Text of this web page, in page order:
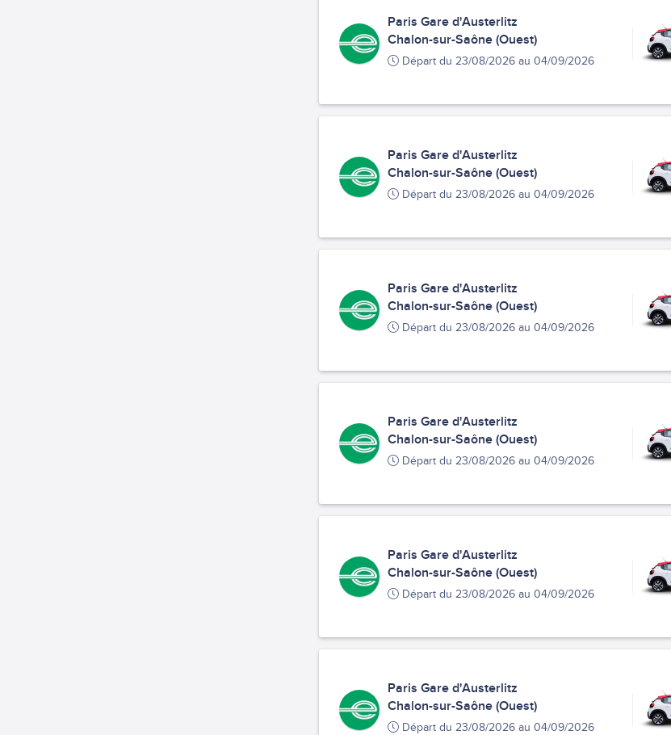
Paris Gare d'Austerlitz
Chalon-sur-Saône (Ouest)
Départ du 23/08/2026 au 04/09/2026
Paris Gare d'Austerlitz
Chalon-sur-Saône (Ouest)
Départ du 23/08/2026 au 04/09/2026
Paris Gare d'Austerlitz
Chalon-sur-Saône (Ouest)
Départ du 23/08/2026 au 04/09/2026
Paris Gare d'Austerlitz
Chalon-sur-Saône (Ouest)
Départ du 23/08/2026 au 04/09/2026
Paris Gare d'Austerlitz
Chalon-sur-Saône (Ouest)
Départ du 23/08/2026 au 04/09/2026
Paris Gare d'Austerlitz
Chalon-sur-Saône (Ouest)
Départ du 23/08/2026 au 04/09/2026